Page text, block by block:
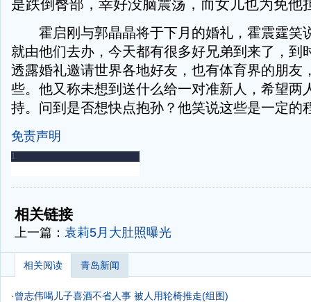
是跌倒臀部，幸好没脑震荡，而女儿也为免他
霍启刚与郭晶晶将于下月的婚礼，霍震霆笑
就由他们去办，今天都有很多好兄弟到来了，到
透露婚礼邀请世界各地好友，也有体育界的朋友
些。他又称未想到送什么给一对准新人，希望两
持。问到是否想快点抱孙？他笑说这些是一定的
免责声明
-
相关链接
上一篇： 袁莉5月大肚照曝光
相关阅读 青岛新闻
·曾志伟喝儿子喜酒不省人事 被人用轮椅推走(组图)